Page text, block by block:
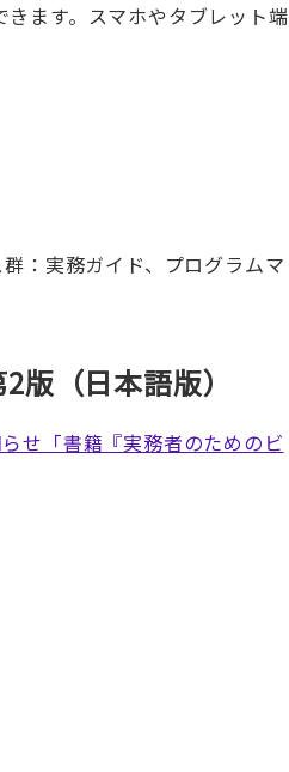
ます。スマホやタブレット端
：実務ガイド、プログラムマ
版（日本語版）
せ「書籍『実務者のためのビ